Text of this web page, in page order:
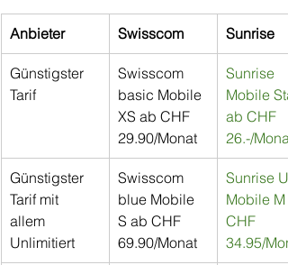
Anbieter Swisscom Sunrise
Günstigster
Tarif
Swisscom
basic Mobile
XS ab CHF
29.90/Monat
Sunrise
Mobile
ab CHF
26.-/Monat
Günstigster
Tarif mit
allem
Unlimitiert
Swisscom
blue Mobile
S ab CHF
69.90/Monat
Sunrise
Mobile M
CHF
34.95/